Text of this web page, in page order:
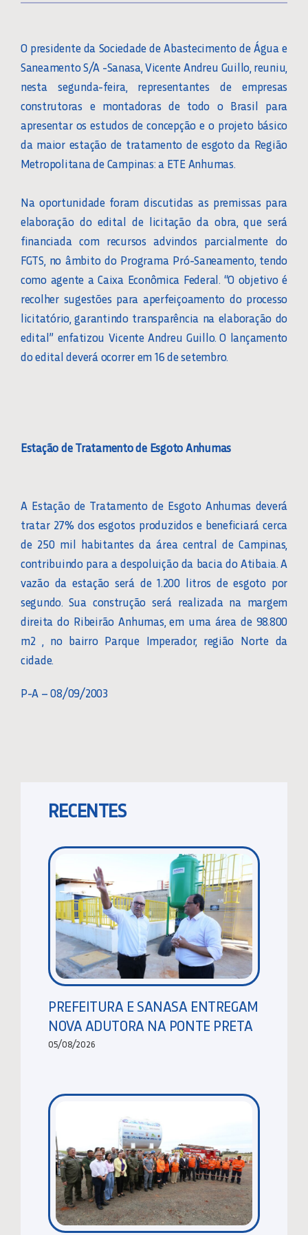
O presidente da Sociedade de Abastecimento de Água e
Saneamento S/A -Sanasa, Vicente Andreu Guillo, reuniu,
nesta segunda-feira, representantes de empresas
construtoras e montadoras de todo o Brasil para
apresentar os estudos de concepção e o projeto básico
da maior estação de tratamento de esgoto da Região
Metropolitana de Campinas: a ETE Anhumas.
Na oportunidade foram discutidas as premissas para
elaboração do edital de licitação da obra, que será
financiada com recursos advindos parcialmente do
FGTS, no âmbito do Programa Pró-Saneamento, tendo
como agente a Caixa Econômica Federal. “O objetivo é
recolher sugestões para aperfeiçoamento do processo
licitatório, garantindo transparência na elaboração do
edital” enfatizou Vicente Andreu Guillo. O lançamento
do edital deverá ocorrer em 16 de setembro.
Estação de Tratamento de Esgoto Anhumas
A Estação de Tratamento de Esgoto Anhumas deverá
tratar 27% dos esgotos produzidos e beneficiará cerca
de 250 mil habitantes da área central de Campinas,
contribuindo para a despoluição da bacia do Atibaia. A
vazão da estação será de 1.200 litros de esgoto por
segundo. Sua construção será realizada na margem
direita do Ribeirão Anhumas, em uma área de 98.800
m2 , no bairro Parque Imperador, região Norte da
cidade.
P-A – 08/09/2003
RECENTES
PREFEITURA E SANASA ENTREGAM
NOVA ADUTORA NA PONTE PRETA
05/08/2026